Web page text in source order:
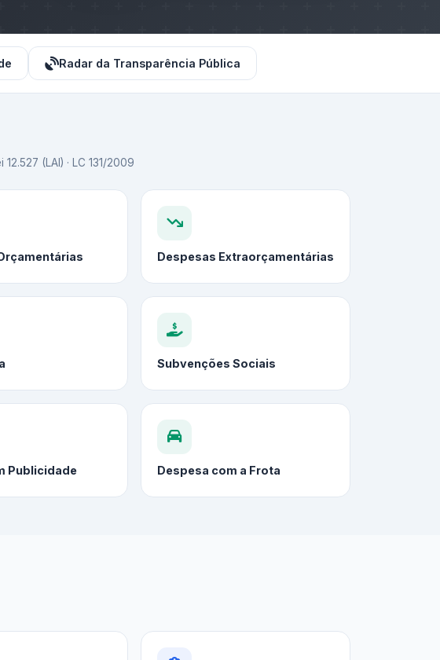
Radar da Transparência Pública
(LAI) · LC 131/2009
Despesas Extraorçamentárias
Subvenções Sociais
Publicidade Despesa com a Frota